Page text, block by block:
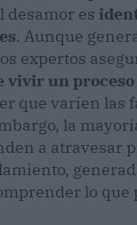
desamor es
. Aunque
expertos
vivir un
que varíen las
la
a atravesar
lo que